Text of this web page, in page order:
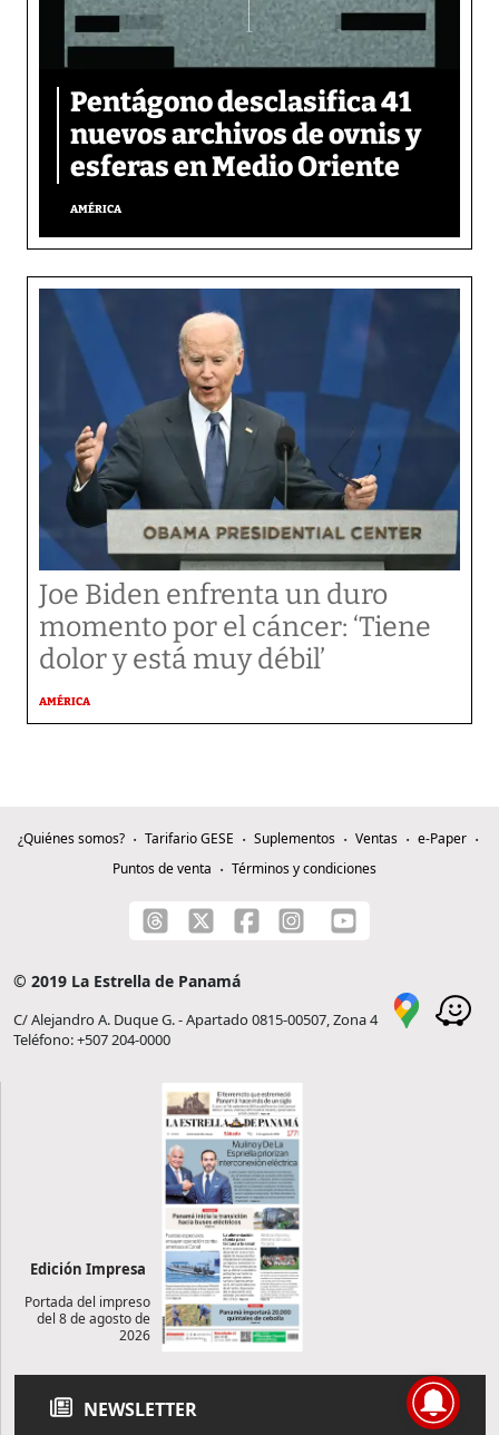
Pentágono desclasifica 41
nuevos archivos de ovnis y
esferas en Medio Oriente
AMÉRICA
Joe Biden enfrenta un duro
momento por el cáncer: ‘Tiene
dolor y está muy débil’
AMÉRICA
¿Quiénes somos? Tarifario GESE Suplementos Ventas
e-Paper
Puntos de venta
Términos y condiciones
© 2019 La Estrella de Panamá
C/ Alejandro A. Duque G. - Apartado 0815-00507, Zona 4
Teléfono: +507 204-0000
Edición Impresa
Portada del impreso
del 8 de agosto de
2026
NEWSLETTER